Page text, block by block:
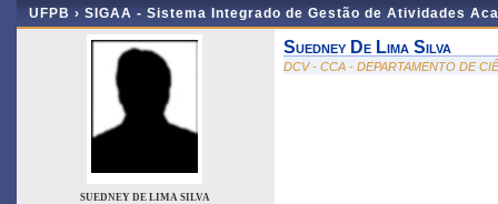
UFPB › SIGAA - Sistema Integrado de Gestão de Atividades
SUEDNEY DE LIMA SILVA
Suedney De Lima Silva
DCV - CCA - DEPARTAMENTO DE